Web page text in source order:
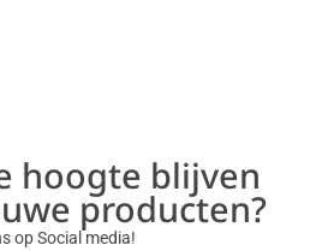
hoogte blijven
producten?
op Social media!